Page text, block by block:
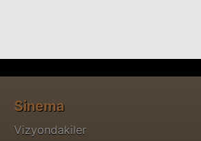
Sinema
Vizyondakiler